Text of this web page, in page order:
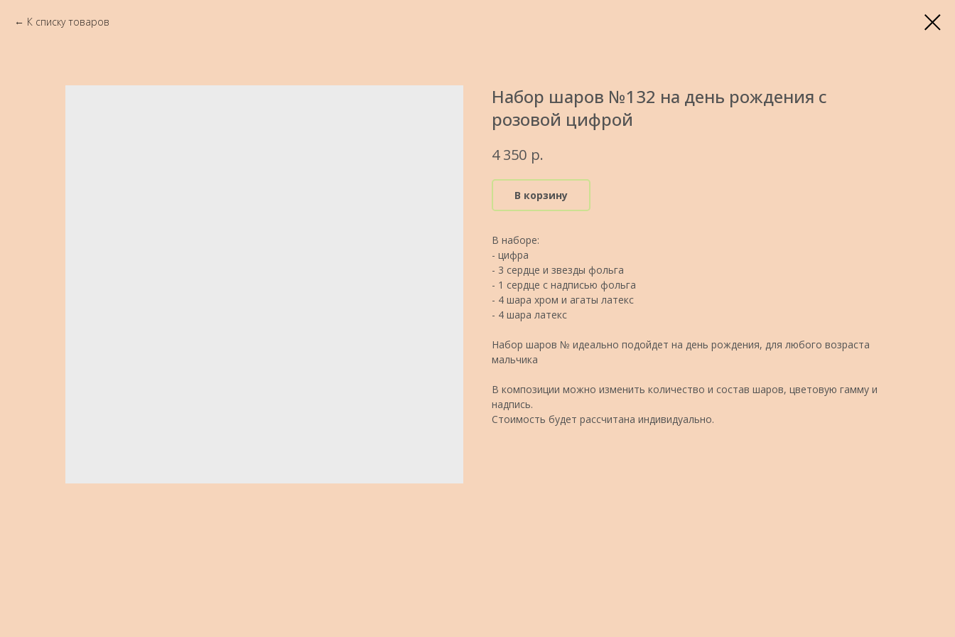
К списку товаров
Набор шаров №132 на день рождения с
розовой цифрой
4 350 р.
В корзину
В наборе:
- цифра
- 3 сердце и звезды фольга
- 1 сердце с надписью фольга
- 4 шара хром и агаты латекс
- 4 шара латекс
Набор шаров № идеально подойдет на день рождения, для любого возраста
мальчика
В композиции можно изменить количество и состав шаров, цветовую гамму и
надпись.
Стоимость будет рассчитана индивидуально.